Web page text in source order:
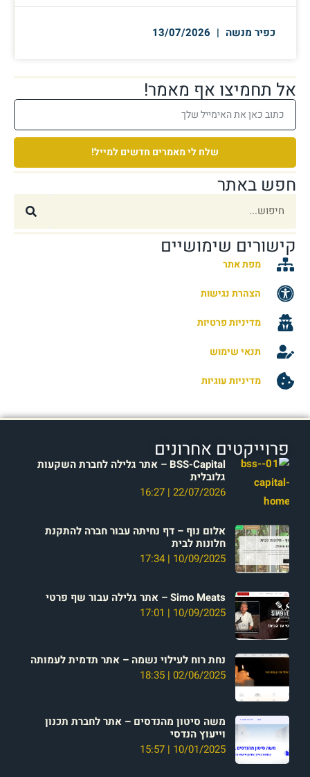
אל תחמיצו אף מאמר!
שלח לי מאמרים חדשים למייל!
חפש באתר
קישורים שימושיים
מפת אתר
הצהרת נגישות
מדיניות פרטיות
תנאי שימוש
מדיניות עוגיות
כפיר מנשה
פרוייקטים אחרונים
BSS-Capital – אתר גלילה לחברת השקעות
גלובלית
22/07/2026
אלום נוף – דף נחיתה עבור חברה להתקנת
חלונות לבית
10/09/2025
Simo Meats – אתר גלילה עבור שף פרטי
10/09/2025
נחת רוח לעילוי נשמה – אתר תדמית לעמותה
02/06/2025
משה סיטון מהנדסים – אתר לחברת תכנון
וייעוץ הנדסי
10/01/2025